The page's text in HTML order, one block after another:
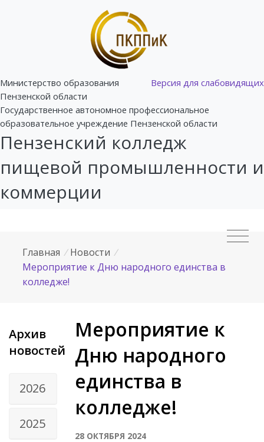
Версия для слабовидящих
Министерство образования
Пензенской области
Государственное автономное профессиональное
образовательное учреждение Пензенской области
Пензенский колледж
пищевой промышленности и
коммерции
Главная / Новости /
Мероприятие к Дню народного единства в
колледже!
Архив
новостей
2026
2025
Мероприятие к
Дню народного
единства в
колледже!
28 ОКТЯБРЯ 2024